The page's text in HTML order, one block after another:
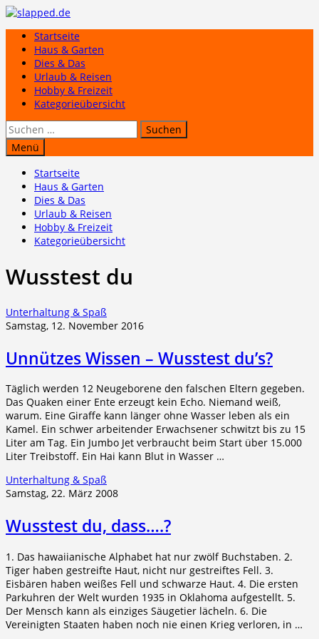
Zum
springenStartseite
Haus & Garten
Dies & Das
Urlaub & Reisen
Hobby & Freizeit
Kategorieübersicht
Suchen
nach:
Menü
Startseite
Haus & Garten
Dies & Das
Urlaub & Reisen
Hobby & Freizeit
Kategorieübersicht
Wusstest du
Unterhaltung & Spaß
Samstag, 12. November 2016
Unnützes Wissen – Wusstest du’s?
Täglich werden 12 Neugeborene den falschen Eltern gegeben.
Das Quaken einer Ente erzeugt kein Echo. Niemand weiß,
warum. Eine Giraffe kann länger ohne Wasser leben als ein
Kamel. Ein schwer arbeitender Erwachsener schwitzt bis zu 15
Liter am Tag. Ein Jumbo Jet verbraucht beim Start über 15.000
Liter Treibstoff. Ein Hai kann Blut in Wasser …
Unterhaltung & Spaß
Samstag, 22. März 2008
Wusstest du, dass….?
1. Das hawaiianische Alphabet hat nur zwölf Buchstaben. 2.
Tiger haben gestreifte Haut, nicht nur gestreiftes Fell. 3.
Eisbären haben weißes Fell und schwarze Haut. 4. Die ersten
Parkuhren der Welt wurden 1935 in Oklahoma aufgestellt. 5.
Der Mensch kann als einziges Säugetier lächeln. 6. Die
Vereinigten Staaten haben noch nie einen Krieg verloren, in …